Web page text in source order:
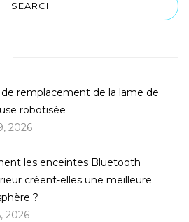
de remplacement de la lame de
robotisée
2026
les enceintes Bluetooth
créent-elles une meilleure
?
2026